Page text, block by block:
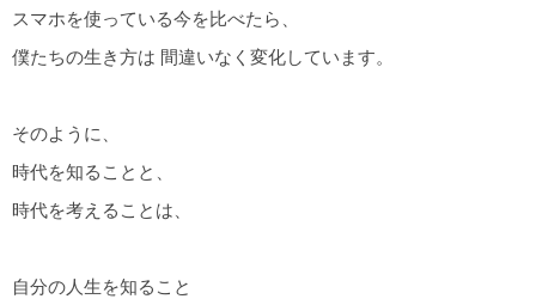
スマホを使っている今を比べたら、
僕たちの生き方は 間違いなく変化しています。
そのように、
時代を知ることと、
時代を考えることは、
自分の人生を知ること